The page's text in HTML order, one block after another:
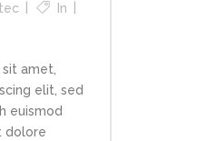
In
amet,
elit, sed
euismod
dolore